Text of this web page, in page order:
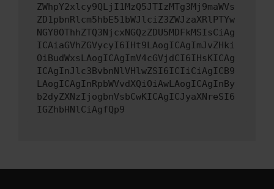
ZWhpY2xlcy9QLjI1MzQ5JTIzMTg3Mj9maWVs
ZD1pbnRlcm5hbE51bWJlciZ3ZWJzaXRlPTYw
NGY0OThhZTQ3NjcxNGQzZDU5MDFkMSIsCiAg
ICAiaGVhZGVycyI6IHt9LAogICAgImJvZHki
OiBudWxsLAogICAgImV4cGVjdCI6IHsKICAg
ICAgInJlc3BvbnNlVHlwZSI6ICIiCiAgICB9
LAogICAgInRpbWVvdXQiOiAwLAogICAgInBy
b2dyZXNzIjogbnVsbCwKICAgICJyaXNreSI6
IGZhbHNlCiAgfQp9